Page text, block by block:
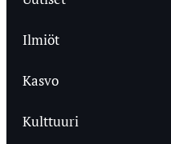
Ilmiöt
Kasvo
Kulttuuri